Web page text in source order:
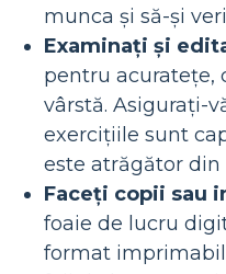
munca și să-și
Examinați și
pentru acuratețe,
vârstă. Asigurați-
exercițiile sunt
este atrăgător
Faceți copii sau
foaie de lucru
format